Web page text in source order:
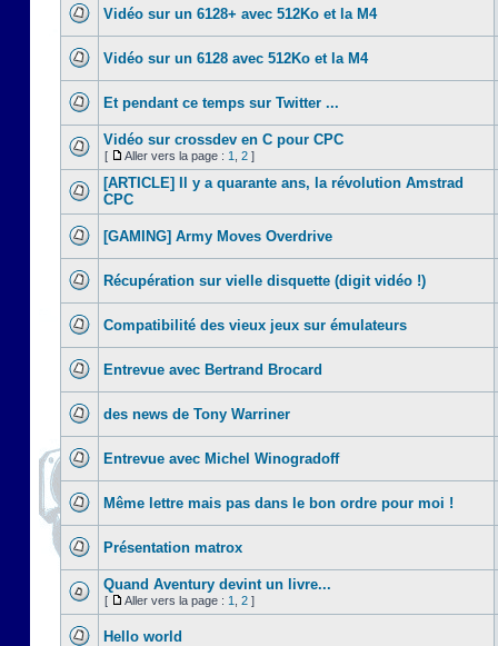
Vidéo sur un 6128+ avec 512Ko et la M4
Vidéo sur un 6128 avec 512Ko et la M4
Et pendant ce temps sur Twitter ...
Vidéo sur crossdev en C pour CPC
[ Aller vers la page : 1 2 ]
[ARTICLE] Il y a quarante ans, la révolution Amstrad
CPC
[GAMING] Army Moves Overdrive
Récupération sur vielle disquette (digit vidéo !)
Compatibilité des vieux jeux sur émulateurs
Entrevue avec Bertrand Brocard
des news de Tony Warriner
Entrevue avec Michel Winogradoff
Même lettre mais pas dans le bon ordre pour moi !
Présentation matrox
Quand Aventury devint un livre...
[ Aller vers la page : 1 2 ]
Hello world